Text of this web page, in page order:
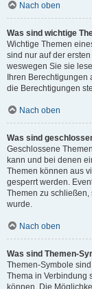
Nach oben
Was sind wichtige
Wichtige Themen
sind nur auf der
weswegen Sie sie
Ihren
die Berechtigungen
Nach oben
Was sind
Geschlossene
kann und bei denen
Themen können aus
gesperrt werden.
Themen zu
wurde.
Nach oben
Was sind Themen-
Themen-Symbole
Thema in Verbindung
können. Die